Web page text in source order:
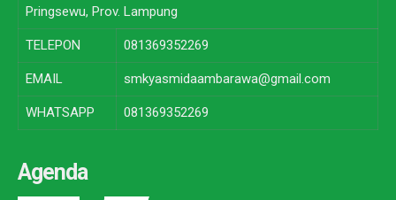
Pringsewu, Prov. Lampung
TELEPON 081369352269
EMAIL smkyasmidaambarawa@gmail.com
WHATSAPP 081369352269
Agenda